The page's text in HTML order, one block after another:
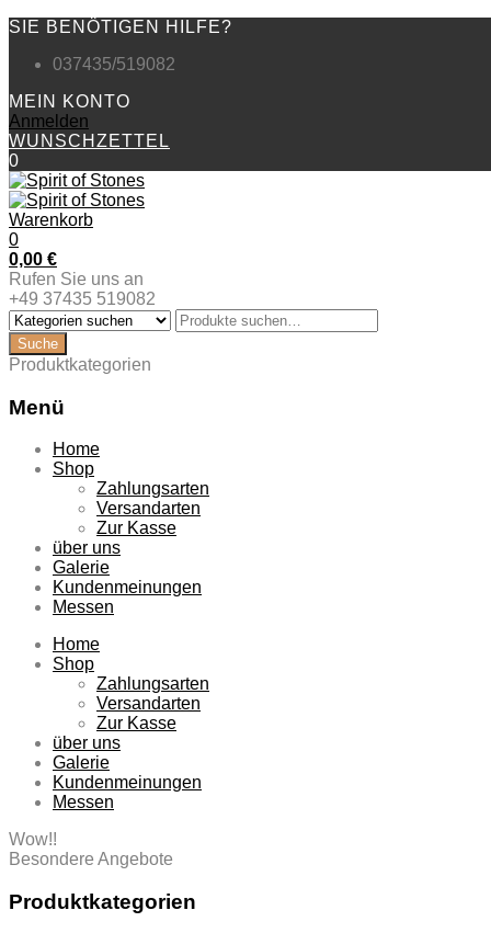
SIE BENÖTIGEN HILFE?
037435/519082
MEIN KONTO
Anmelden
WUNSCHZETTEL
0
Warenkorb
0
0,00 €
Rufen Sie uns an
+49 37435 519082
Produktkategorien
Menü
Zum
Inhalt
Home
Shop
Zahlungsarten
Versandarten
Zur Kasse
über uns
Galerie
Kundenmeinungen
Messen
Home
Shop
Zahlungsarten
Versandarten
Zur Kasse
über uns
Galerie
Kundenmeinungen
Messen
Wow!!
Besondere Angebote
Produktkategorien